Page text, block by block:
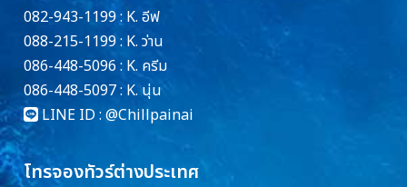
082-943-1199 : K. อีฟ
088-215-1199 : K. ว่าน
086-448-5096 : K. ครีม
086-448-5097 : K. นุ่น
LINE ID : @Chillpainai
โทรจองทัวร์ต่างประเทศ